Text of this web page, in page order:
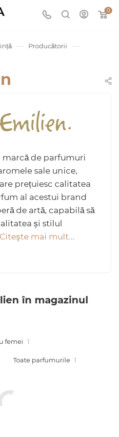
0
— Producătorii —
marcă de parfumuri
sale unice,
prețuiesc calitatea
al acestui brand
de artă, capabilă să
și stilul
Citeşte mai mult...
în magazinul
femei 1
Toate parfumurile 1